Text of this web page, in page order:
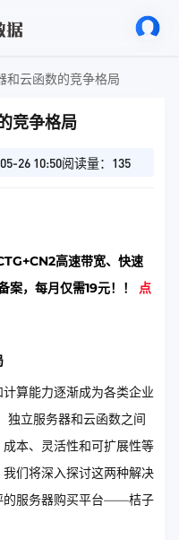
和云函数的竞争格局
竞争格局
26 10:50阅读量：135
高速带宽、快速
，每月仅需19元！！ 点
算能力逐渐成为各类企业
独立服务器和云函数之间
本、灵活性和可扩展性等
们将深入探讨这两种解决
的服务器购买平台——桔子